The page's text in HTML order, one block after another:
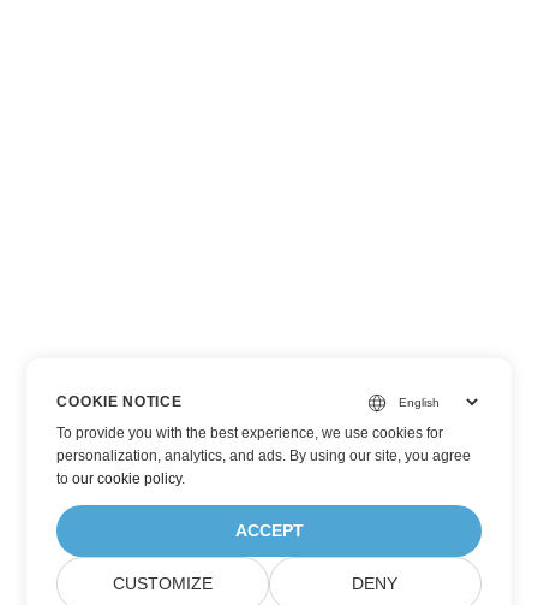
COOKIE NOTICE
To provide you with the best experience, we use cookies for
personalization, analytics, and ads. By using our site, you agree
toour cookie policy.
ACCEPT
CUSTOMIZE DENY